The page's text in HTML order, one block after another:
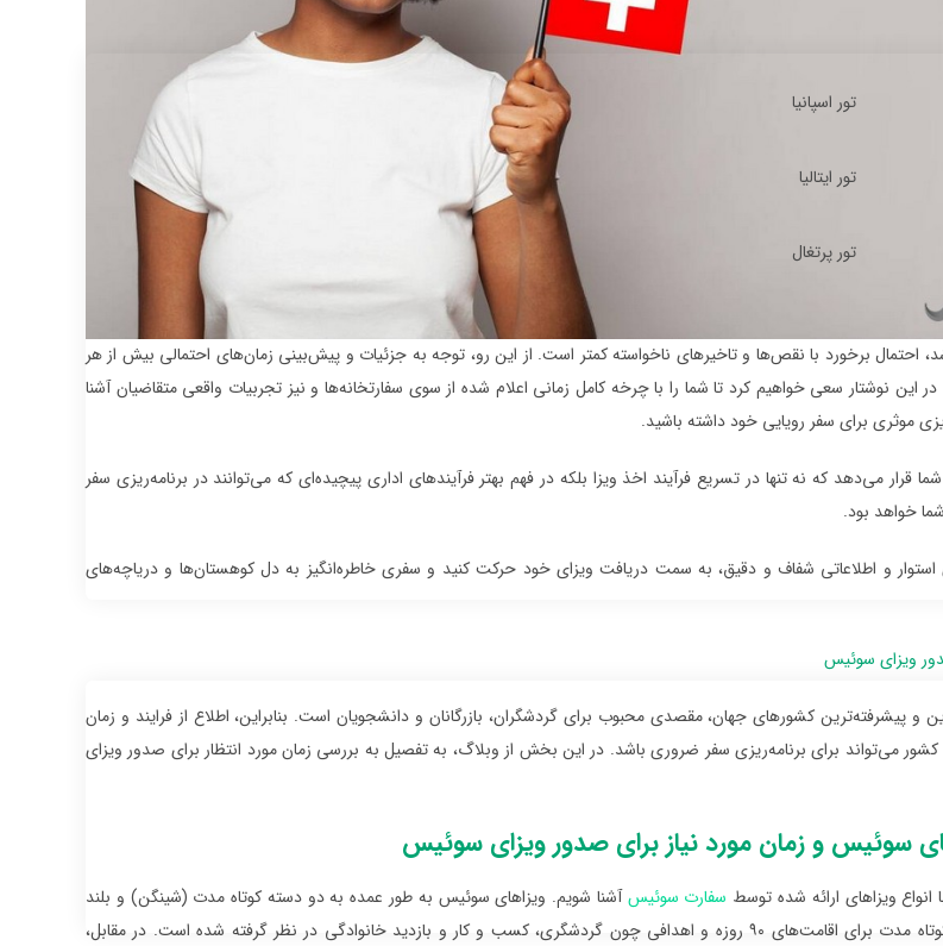
تور اسپانیا
تور ایتالیا
تور پرتغال
احتمال برخورد با نقص‌ها و تاخیرهای ناخواسته کمتر است. از این رو، توجه به جزئیات و پیش‌بینی زمان‌های احتمالی بیش از هر
این نوشتار سعی خواهیم کرد تا شما را با چرخه کامل زمانی اعلام شده از سوی سفارتخانه‌ها و نیز تجربیات واقعی متقاضیان آشنا
موثری برای سفر رویایی خود داشته باشید.
شما قرار می‌دهد که نه تنها در تسریع فرآیند اخذ ویزا بلکه در فهم بهتر فرآیندهای اداری پیچیده‌ای که می‌توانند در برنامه‌ریزی سفر
خواهد بود.
استوار و اطلاعاتی شفاف و دقیق، به سمت دریافت ویزای خود حرکت کنید و سفری خاطره‌انگیز به دل کوهستان‌ها و دریاچه‌های
ویزای سوئیس
و پیشرفته‌ترین کشورهای جهان، مقصدی محبوب برای گردشگران، بازرگانان و دانشجویان است. بنابراین، اطلاع از فرایند و زمان
کشور می‌تواند برای برنامه‌ریزی سفر ضروری باشد. در این بخش از وبلاگ، به تفصیل به بررسی زمان مورد انتظار برای صدور ویزای
سوئیس و زمان مورد نیاز برای صدور ویزای سوئیس
ویزاهای ارائه شده توسط سفارت سوئیسآشنا شویم. ویزاهای سوئیس به طور عمده به دو دسته کوتاه مدت (شینگن) و بلند
مدت تقسیم می‌شوند. ویزای کوتاه مدت برای اقامت‌های ۹۰ روزه و اهدافی چون گردشگری، کسب و کار و بازدید خانوادگی در نظر گرفته شده است. در مقابل،